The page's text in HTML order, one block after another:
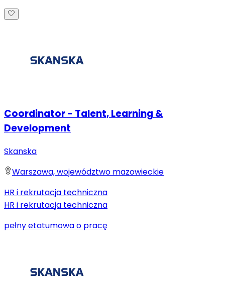
Coordinator - Talent, Learning &
Development
Skanska
Warszawa, województwo mazowieckie
HR i rekrutacja techniczna
HR i rekrutacja techniczna
pełny etatumowa o pracę